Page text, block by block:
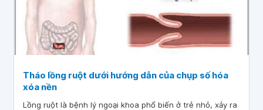
Tháo lồng ruột dưới hướng dẫn của chụp số hóa
xóa nền
Lồng ruột là bệnh lý ngoại khoa phổ biến ở trẻ nhỏ, xảy ra